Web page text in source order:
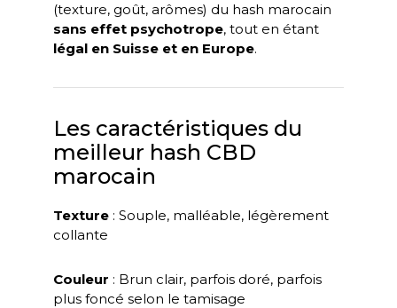
(texture, goût, arômes) du hash marocain
sans effet psychotrope, tout en étant
légal en Suisse et en Europe.
Les caractéristiques du
meilleur hash CBD
marocain
Texture : Souple, malléable, légèrement
collante
Couleur : Brun clair, parfois doré, parfois
plus foncé selon le tamisage